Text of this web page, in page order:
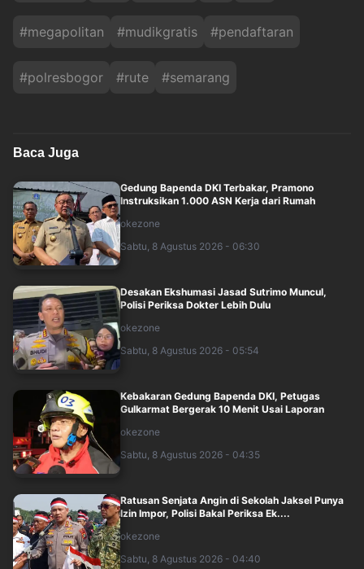
#megapolitan #mudikgratis #pendaftaran
#polresbogor #rute #semarang
Baca Juga
Gedung Bapenda DKI Terbakar, Pramono
Instruksikan 1.000 ASN Kerja dari Rumah
okezone
Sabtu, 8 Agustus 2026 - 06:30
Desakan Ekshumasi Jasad Sutrimo Muncul,
Polisi Periksa Dokter Lebih Dulu
okezone
Sabtu, 8 Agustus 2026 - 05:54
Kebakaran Gedung Bapenda DKI, Petugas
Gulkarmat Bergerak 10 Menit Usai Laporan
okezone
Sabtu, 8 Agustus 2026 - 04:35
Ratusan Senjata Angin di Sekolah Jaksel Punya
Izin Impor, Polisi Bakal Periksa Ek....
okezone
Sabtu, 8 Agustus 2026 - 04:40